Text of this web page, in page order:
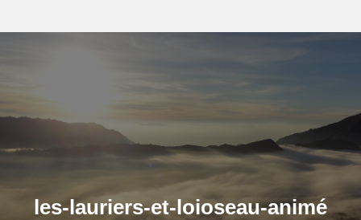
les-lauriers-et-loioseau-animé